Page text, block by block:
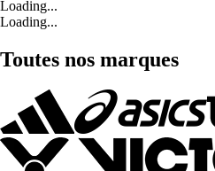
Loading...
Loading...
Toutes nos marques